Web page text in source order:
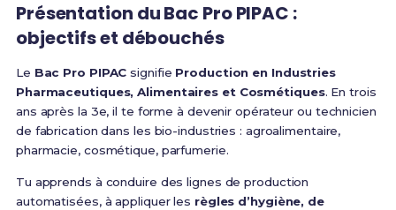
Présentation du Bac Pro PIPAC :
objectifs et débouchés
Le Bac Pro PIPAC signifie Production en Industries
Pharmaceutiques, Alimentaires et Cosmétiques. En trois
ans après la 3e, il te forme à devenir opérateur ou technicien
de fabrication dans les bio-industries : agroalimentaire,
pharmacie, cosmétique, parfumerie.
Tu apprends à conduire des lignes de production
automatisées, à appliquer les règles d’hygiène, de